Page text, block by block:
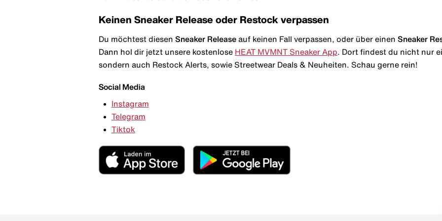
Keinen Sneaker Release oder Restock verpassen
Du möchtest diesen Sneaker Release auf keinen Fall verpassen, oder über einen Sneaker
Dann hol dir jetzt unsere kostenlose HEAT MVMNT Sneaker App . Dort findest du nicht nur
sondern auch Restock Alerts, sowie Streetwear Deals & Neuheiten. Schau gerne rein!
Social Media
Instagram
Telegram
Tiktok